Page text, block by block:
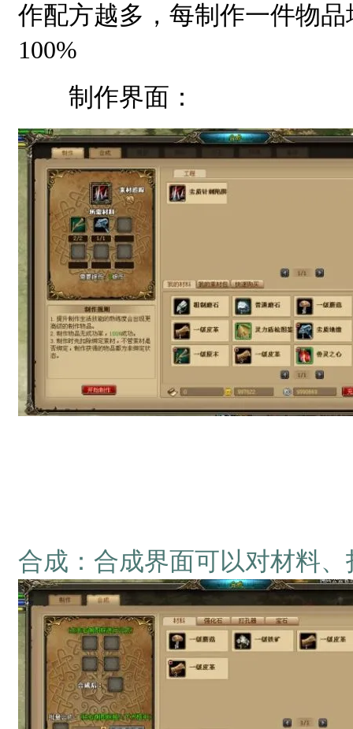
作配方越多，每制作一件物
100%
制作界面：
合成：合成界面可以对材料